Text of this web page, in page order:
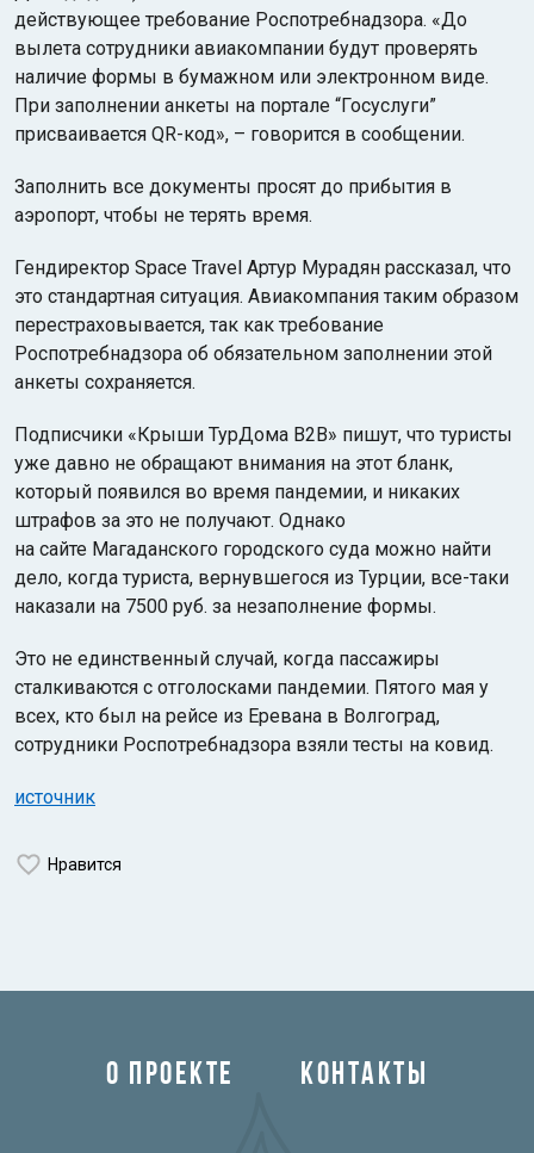
действующее требование Роспотребнадзора. «До
вылета сотрудники авиакомпании будут проверять
наличие формы в бумажном или электронном виде.
При заполнении анкеты на портале “Госуслуги”
присваивается QR-код», – говорится в сообщении.
Заполнить все документы просят до прибытия в
аэропорт, чтобы не терять время.
Гендиректор Space Travel Артур Мурадян рассказал, что
это стандартная ситуация. Авиакомпания таким образом
перестраховывается, так как требование
Роспотребнадзора об обязательном заполнении этой
анкеты сохраняется.
Подписчики «Крыши ТурДома B2B» пишут, что туристы
уже давно не обращают внимания на этот бланк,
который появился во время пандемии, и никаких
штрафов за это не получают. Однако
на сайте Магаданского городского суда можно найти
дело, когда туриста, вернувшегося из Турции, все-таки
наказали на 7500 руб. за незаполнение формы.
Это не единственный случай, когда пассажиры
сталкиваются с отголосками пандемии. Пятого мая у
всех, кто был на рейсе из Еревана в Волгоград,
сотрудники Роспотребнадзора взяли тесты на ковид.
источник
Нравится
О ПРОЕКТЕ КОНТАКТЫ